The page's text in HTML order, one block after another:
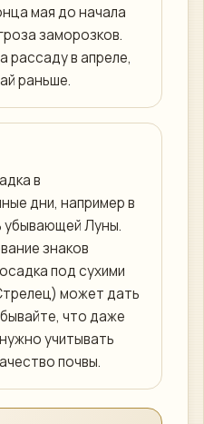
мая до начала
заморозков.
рассаду в апреле,
раньше.
в
дни, например в
Луны.
знаков
под сухими
может дать
что даже
учитывать
почвы.